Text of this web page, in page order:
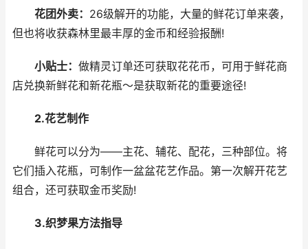
花团外卖： 26级解开的功能，大量的鲜花订单来袭，
但也将收获森林里最丰厚的金币和经验报酬!
小贴士： 做精灵订单还可获取花花币，可用于鲜花商
店兑换新鲜花和新花瓶～是获取新花的重要途径!
2.花艺制作
鲜花可以分为——主花、辅花、配花，三种部位。将
它们插入花瓶，可制作一盆盆花艺作品。第一次解开花艺
组合，还可获取金币奖励!
3.织梦果方法指导